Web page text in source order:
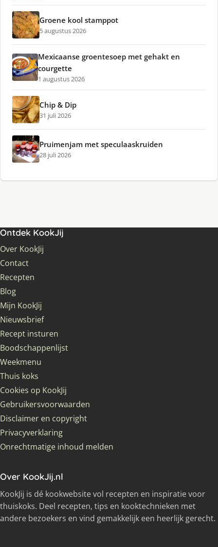
Groene kool stamppot
5 augustus 2026
Mexicaanse groentesoep met gehakt en
courgette
1 augustus 2026
Chip & Dip
31 juli 2026
Pruimenjam met speculaaskruiden
28 juli 2026
Ontdek KookJij
Over KookJij
Contact
Recepten
Blog
Mijn KookJij
Nieuwsbrief
Recept insturen
Boodschappenlijst
Weekmenu
Thuis koks
Cookies op KookJij
Gebruikersvoorwaarden
Disclaimer en copyright
Privacyverklaring
Onrechtmatige inhoud melden
Over KookJij.nl
KookJij is dé kookwebsite vol recepten en inspiratie voor
thuiskoks. Deel recepten, tips en kooktechnieken met
andere bezoekers en vind gemakkelijk een heerlijk gerecht.